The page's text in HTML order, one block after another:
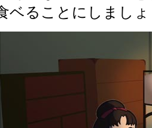
ベることにしまし